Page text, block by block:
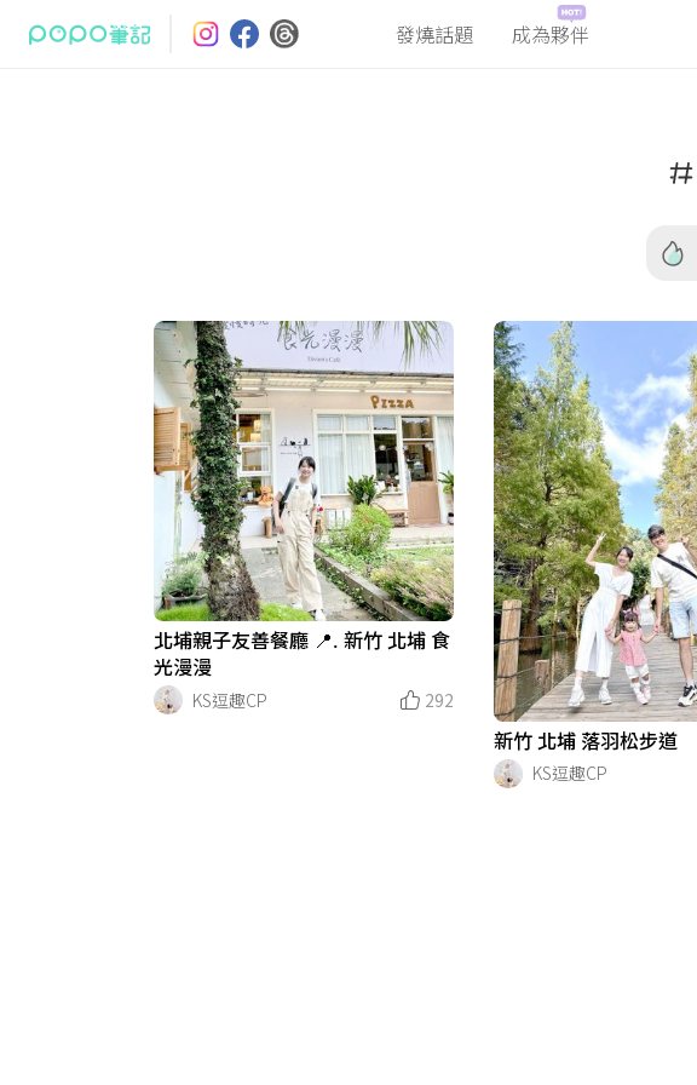
發燒話題 成為夥伴
北埔親子友善餐廳 📍. 新竹 北埔 食
光漫漫
KS逗趣CP
292
新竹 北埔 落羽松步道
KS逗趣CP